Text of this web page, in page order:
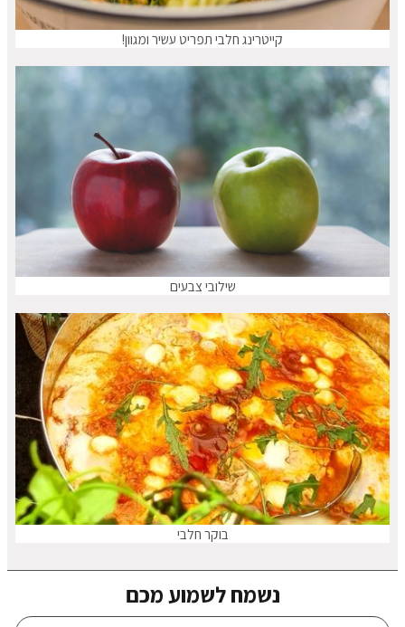
קייטרינג חלבי תפריט עשיר ומגוון!
שילובי צבעים
בוקר חלבי
נשמח לשמוע מכם